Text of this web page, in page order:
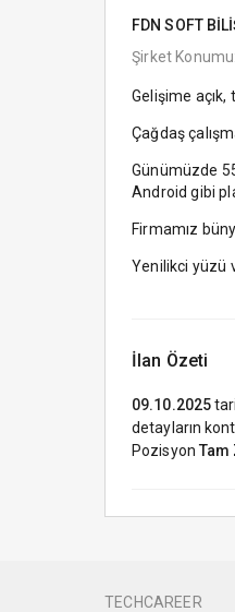
FDN SOFT
Şirket
Gelişime
Çağdaş
Günümüzde
Android gibi
Firmamız
Yenilikci yüzü
İlan Özeti
09.10.2025
detayların
Pozisyon Tam
TECHCAREER